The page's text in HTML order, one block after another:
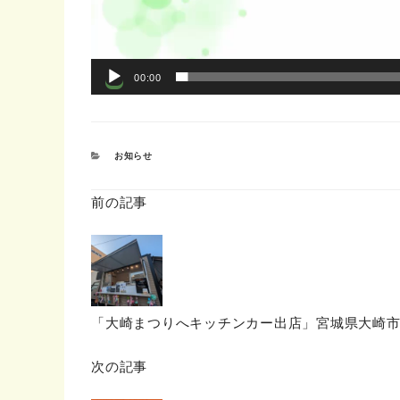
00:00
カ
リ
ー
お知らせ
前の記事
「大崎まつりへキッチンカー出店」宮城県大崎市
次の記事